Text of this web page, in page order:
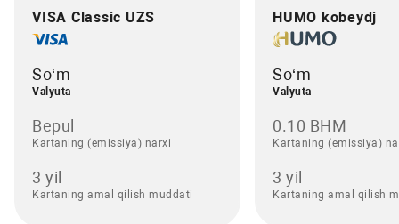
VISA Classic UZS
So‘m
Valyuta
Bepul
Kartaning (emissiya) narxi
3 yil
Kartaning amal qilish muddati
HUMO kobeydj
So‘m
Valyuta
0.10 BHM
Kartaning (emissiya)
3 yil
Kartaning amal qilish